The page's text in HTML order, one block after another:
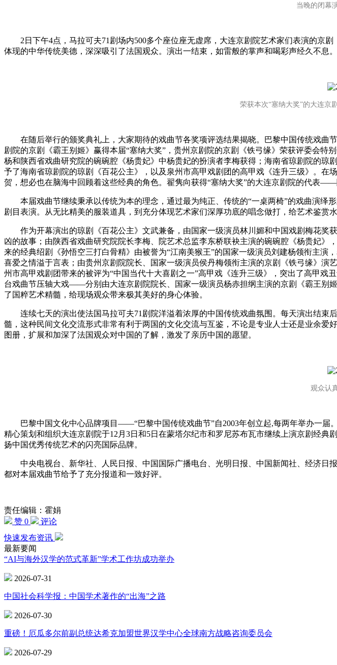
当晚的闭幕
2日下午4点，马拉可夫71剧场内500多个座位座无虚席，大连京剧院艺术家们表演的京
体现的中华传统美德，深深吸引了法国观众。演出一结束，如雷般的掌声和喝彩声经久不息。
荣获本次“塞纳大奖”的大连京
在随后举行的颁奖典礼上，大家期待的戏曲节各奖项评选结果揭晓。巴黎中国传统戏曲
剧院的京剧《霸王别姬》赢得本届“塞纳大奖”，贵州京剧院的京剧《铁弓缘》荣获评委会
杨和陕西省戏曲研究院的碗碗腔《杨贵妃》中杨贵妃的扮演者李梅获得；海南省琼剧院的
予了海南省琼剧院的琼剧《百花公主》，以及泉州市高甲戏剧团的高甲戏《连升三级》。
贺，想必也在脑海中回顾着这些经典的角色。翟隽向获得“塞纳大奖”的大连京剧院的代表
本届戏曲节继续秉承以传统为本的理念，通过最为纯正、传统的“一桌两椅”的戏曲演绎
剧目表演。从无比精美的服装道具，到充分体现艺术家们深厚功底的唱念做打，给艺术鉴赏
作为开幕演出的琼剧《百花公主》文武兼备，由国家一级演员林川媚和中国戏剧梅花奖
凶的故事；由陕西省戏曲研究院院长李梅、院艺术总监李东桥联袂主演的碗碗腔《杨贵妃
来的经典绍剧《孙悟空三打白骨精》由被誉为“江南美猴王”的国家一级演员刘建杨领衔主演
喜爱之情溢于言表；由贵州京剧院院长、国家一级演员侯丹梅领衔主演的京剧《铁弓缘》
州市高甲戏剧团带来的被评为“中国当代十大喜剧之一”高甲戏《连升三级》，突出了高甲
台戏曲节压轴大戏——分别由大连京剧院院长、国家一级演员杨赤担纲主演的京剧《霸王别
了国粹艺术精髓，给现场观众带来极其美好的身心体验。
连续七天的演出使法国马拉可夫71剧院洋溢着浓厚的中国传统戏曲氛围。每天演出结束
髓，这种民间文化交流形式非常有利于两国的文化交流与互鉴，不论是专业人士还是业余
图册，扩展和加深了法国观众对中国的了解，激发了亲历中国的愿望。
观众认
巴黎中国文化中心品牌项目——“巴黎中国传统戏曲节”自2003年创立起,每两年举办一届
精心策划和组织大连京剧院于12月3日和5日在蒙塔尔纪市和罗尼苏布瓦市继续上演京剧经
扬中国优秀传统艺术的闪亮国际品牌。
中央电视台、新华社、人民日报、中国国际广播电台、光明日报、中国新闻社、经济日
都对本届戏曲节给予了充分报道和一致好评。
责任编辑：霍娟
赞 0
评论
快速发布资讯
最新要闻
“AI与海外汉学的范式革新”学术工作坊成功举办
2026-07-31
中国社会科学报：中国学术著作的“出海”之路
2026-07-30
重磅！厄瓜多尔前副总统达希克加盟世界汉学中心全球南方战略咨询委员会
2026-07-29